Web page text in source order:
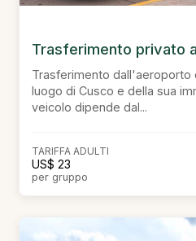
Trasferimento privato
Trasferimento dall'aeroporto
luogo di Cusco e della sua
veicolo dipende dal...
TARIFFA ADULTI
US$ 23
per gruppo